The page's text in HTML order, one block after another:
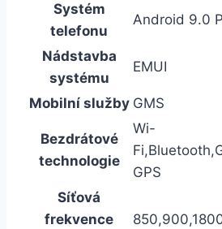
Systém
telefonu
Android 9.0
Nádstavba
systému
EMUI
Mobilní služby GMS
Bezdrátové
technologie
Wi-
GPS
Síťová
frekvence